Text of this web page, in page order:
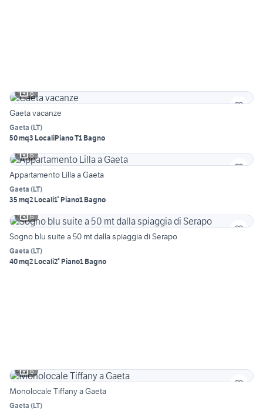
6
Gaeta vacanze
Gaeta (LT)
50 mq3 LocaliPiano T1 Bagno
6
Appartamento Lilla a Gaeta
Gaeta (LT)
35 mq2 Locali1° Piano1 Bagno
6
Sogno blu suite a 50 mt dalla spiaggia di Serapo
Gaeta (LT)
40 mq2 Locali2° Piano1 Bagno
6
Monolocale Tiffany a Gaeta
Gaeta (LT)